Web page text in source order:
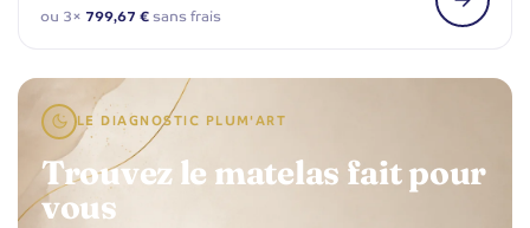
ou 3× 799,67 €sans frais
LE DIAGNOSTIC PLUM'ART
Trouvez le matelas fait pour
vous